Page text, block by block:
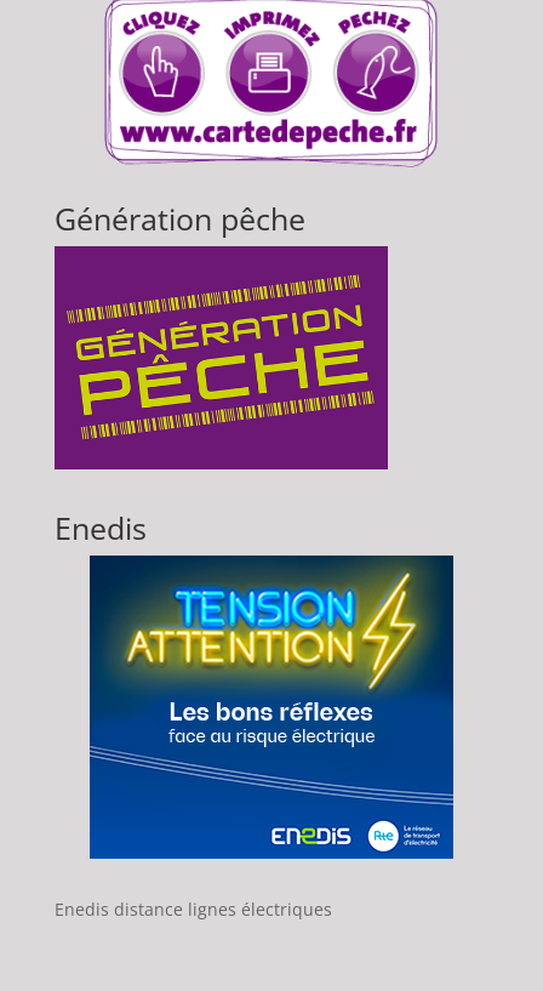
Génération pêche
Enedis
Enedis distance lignes électriques